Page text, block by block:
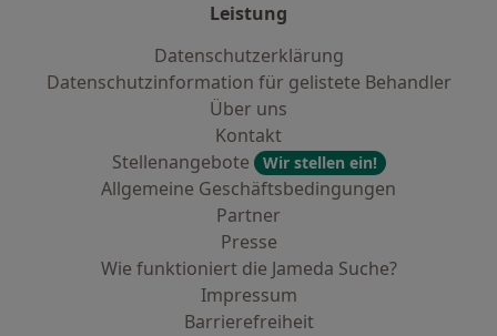
Leistung
Datenschutzerklärung
Datenschutzinformation für gelistete Behandler
Über uns
Kontakt
Stellenangebote
Wir stellen ein!
Allgemeine Geschäftsbedingungen
Partner
Presse
Wie funktioniert die Jameda Suche?
Impressum
Barrierefreiheit